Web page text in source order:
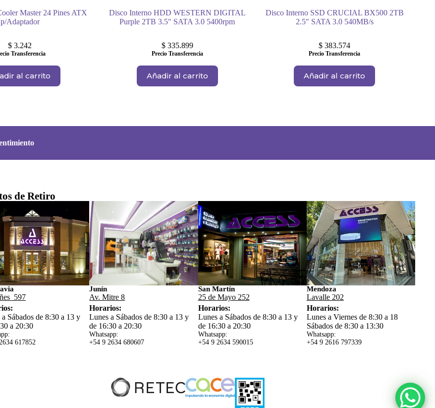
Master 24 Pines ATX
p/Adaptador
$ 3.242
Transferencia
al carrito
Disco Interno HDD WESTERN DIGITAL
Purple 2TB 3.5″ SATA 3.0 5400rpm
$335.899
Precio Transferencia
Añadir al carrito
Disco Interno SSD CRUCIAL BX500 2TB
2.5″ SATA 3.0 540MB/s
$ 383.574
Precio Transferencia
Añadir al carrito
de Retiro
597
Sábados de 8:30 a 13 y
a 20:30
617852
Junín
Av. Mitre 8
Horarios:
Lunes a Sábados de 8:30 a 13 y
de 16:30 a 20:30
Whatsapp:
+54 9 2634 680607
San Martín
25 de Mayo 252
Horarios:
Lunes a Sábados de 8:30 a 13 y
de 16:30 a 20:30
Whatsapp:
+54 9 2634 590015
Mendoza
Lavalle 202
Horarios:
Lunes a Viernes de 8:30 a 18
Sábados de 8:30 a 13:30
Whatsapp:
+54 9 2616 797339